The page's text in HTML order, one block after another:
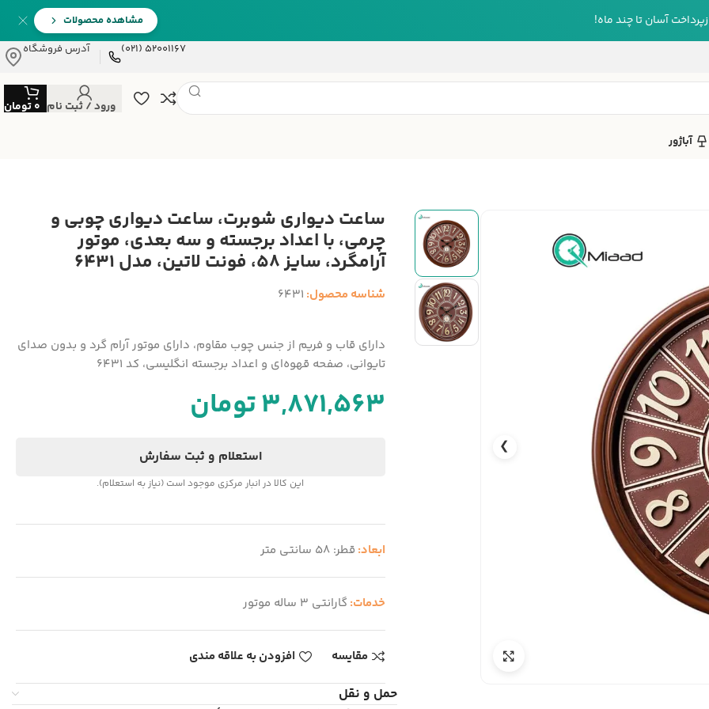
آسان تا چند ماه!
مشاهده محصولات
52001167 (021)
آدرس فروشگاه
ورود / ثبت نام 0تومان
آباژور
❯
ساعت دیواری شوبرت، ساعت دیواری چوبی و
چرمی، با اعداد برجسته و سه بعدی، موتور
آرامگرد، سایز 58، فونت لاتین، مدل 6431
شناسه محصول: 6431
دارای قاب و فریم از جنس چوب مقاوم، دارای موتور آرام گرد و بدون صدای
تایوانی، صفحه قهوه‌ای و اعداد برجسته انگلیسی، کد 6431
3,871,563تومان
استعلام و ثبت سفارش
این کالا در انبار مرکزی موجود است (نیاز به استعلام).
ابعاد: قطر: 58 سانتی متر
خدمات: گارانتی 3 ساله موتور
مقایسه افزودن به علاقه مندی
حمل و نقل